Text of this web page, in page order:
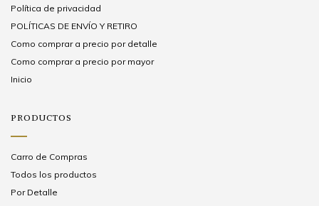
Política de privacidad
POLÍTICAS DE ENVÍO Y RETIRO
Como comprar a precio por detalle
Como comprar a precio por mayor
Inicio
PRODUCTOS
Carro de Compras
Todos los productos
Por Detalle